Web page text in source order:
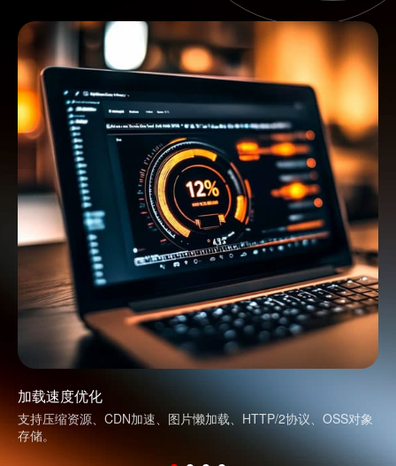
加载速度优化
支持压缩资源、CDN加速、图片懒加载、HTTP/2协议、OSS对象
存储。